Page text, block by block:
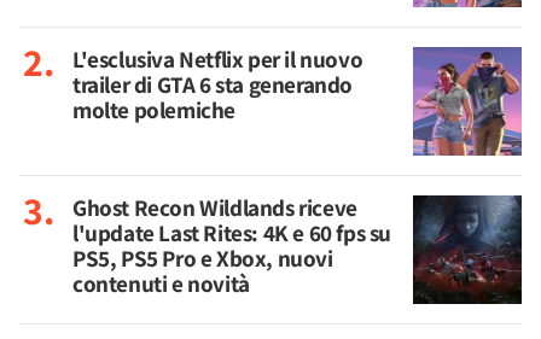
L'esclusiva Netflix per il nuovo
trailer di GTA 6 sta generando
molte polemiche
Ghost Recon Wildlands riceve
l'update Last Rites: 4K e 60 fps su
PS5, PS5 Pro e Xbox, nuovi
contenuti e novità